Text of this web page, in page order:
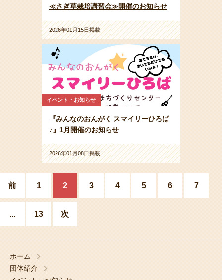
≪さぎ草栽培講習会≫開催のお知らせ
2026年01月15日掲載
イベント・お知らせ
『みんなのおんがく スマイリーひろば
♪』1月開催のお知らせ
2026年01月08日掲載
前 1 2 3 4 5 6 7
... 13 次
ホーム
団体紹介